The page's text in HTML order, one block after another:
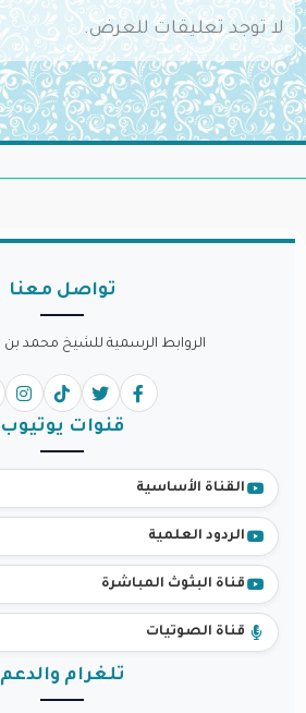
لا توجد تعليقات للعرض.
تواصل معنا
الروابط الرسمية للشيخ محمد
قنوات يوتيوب
القناة الأساسية
الردود العلمية
قناة البثوث المباشرة
قناة الصوتيات
تلغرام والدعم